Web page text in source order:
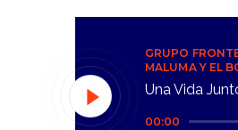
GRUPO
MALUMA Y EL
Una Vida
Reproductor
00:00